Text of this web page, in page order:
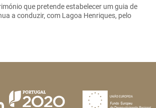
que pretende estabelecer um guia de
a conduzir, com Lagoa Henriques, pelo